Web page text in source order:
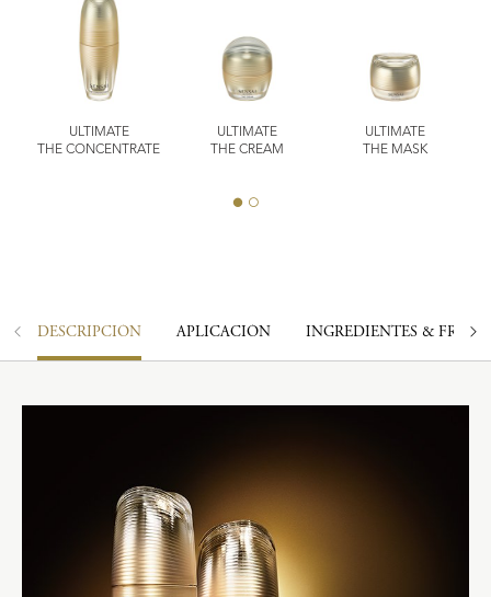
ULTIMATE
THE CONCENTRATE
ULTIMATE
THE CREAM
ULTIMATE
THE MASK
DESCRIPCIÓN APLICACIÓN INGREDIENTES &